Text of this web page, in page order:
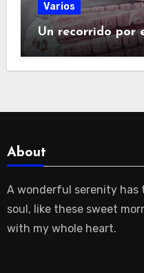
Varios
Un recorrido por
About
A wonderful serenity has
soul, like these sweet
with my whole heart.